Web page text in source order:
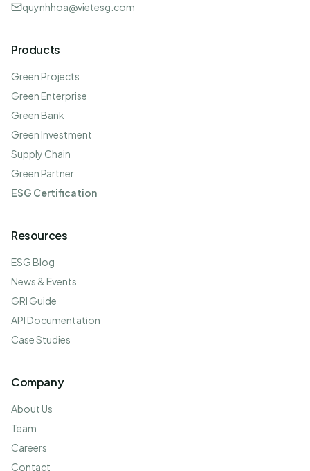
quynhhoa@vietesg.com
Products
Green Projects
Green Enterprise
Green Bank
Green Investment
Supply Chain
Green Partner
ESG Certification
Resources
ESG Blog
News & Events
GRI Guide
API Documentation
Case Studies
Company
About Us
Team
Careers
Contact